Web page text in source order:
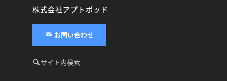
株式会社アプトポッド
お問い合わせ
サイト内検索